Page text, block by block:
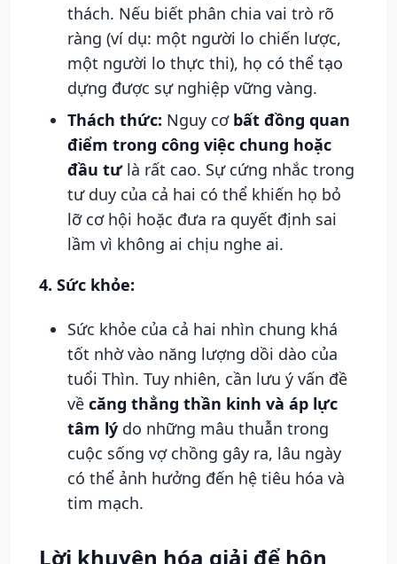
thách. Nếu biết phân chia vai trò rõ
ràng (ví dụ: một người lo chiến lược,
một người lo thực thi), họ có thể tạo
dựng được sự nghiệp vững vàng.
Thách thức: Nguy cơ bất đồng quan
điểm trong công việc chung hoặc
đầu tưlà rất cao. Sự cứng nhắc trong
tư duy của cả hai có thể khiến họ bỏ
lỡ cơ hội hoặc đưa ra quyết định sai
lầm vì không ai chịu nghe ai.
4. Sức khỏe:
Sức khỏe của cả hai nhìn chung khá
tốt nhờ vào năng lượng dồi dào của
tuổi Thìn. Tuy nhiên, cần lưu ý vấn đề
về căng thẳng thần kinh và áp lực
tâm lý do những mâu thuẫn trong
cuộc sống vợ chồng gây ra, lâu ngày
có thể ảnh hưởng đến hệ tiêu hóa và
tim mạch.
Lời khuyên hóa giải để hôn